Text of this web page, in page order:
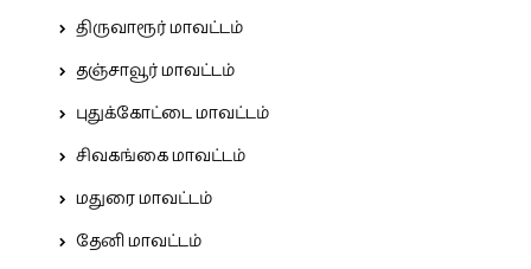
திருவாரூர் மாவட்டம்
தஞ்சாவூர் மாவட்டம்
புதுக்கோட்டை மாவட்டம்
சிவகங்கை மாவட்டம்
மதுரை மாவட்டம்
தேனி மாவட்டம்